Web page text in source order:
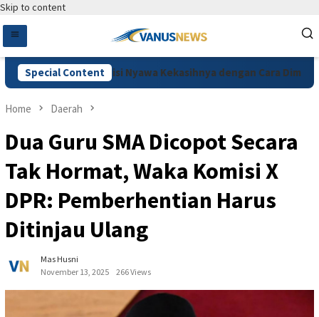
Skip to content
Special Content
Pelaku Habisi Nyawa Kekasihnya dengan Cara Dimutilasi di
Home Daerah
Dua Guru SMA Dicopot Secara
Tak Hormat, Waka Komisi X
DPR: Pemberhentian Harus
Ditinjau Ulang
Mas Husni
November 13, 2025
266 Views